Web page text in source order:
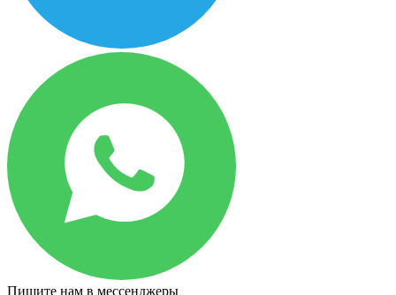
Пишите нам в мессенджеры